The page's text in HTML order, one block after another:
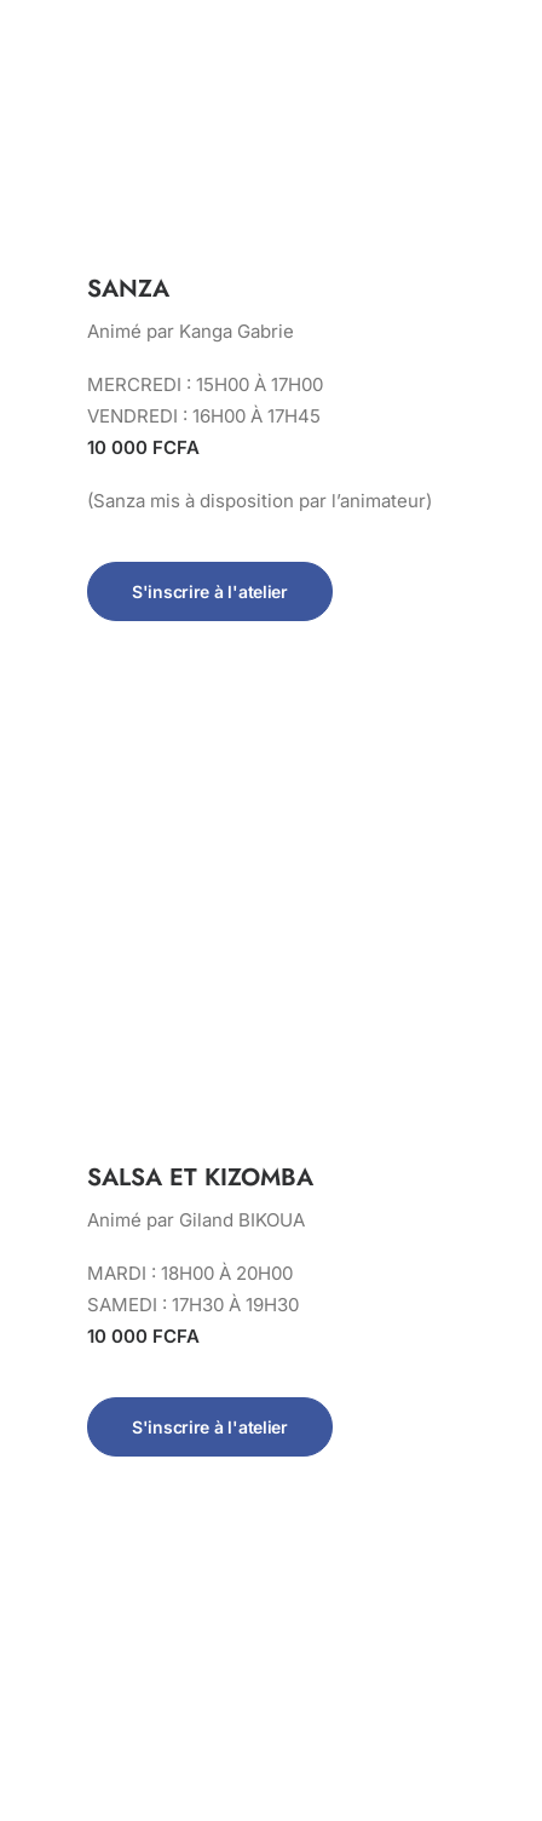
SANZA
Animé par Kanga Gabrie
MERCREDI : 15H00 À 17H00
VENDREDI : 16H00 À 17H45
10 000 FCFA
(Sanza mis à disposition par l’animateur)
S'inscrire à l'atelier
SALSA ET KIZOMBA
Animé par Giland BIKOUA
MARDI : 18H00 À 20H00
SAMEDI : 17H30 À 19H30
10 000 FCFA
S'inscrire à l'atelier